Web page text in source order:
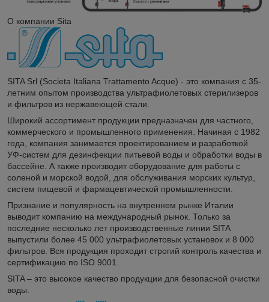
О компании Sita
SITA Srl (Societa Italiana Trattamento Acque) - это компания с 35-
летним опытом производства ультрафиолетовых стерилизеров
и фильтров из нержавеющей стали.
Широкий ассортимент продукции предназначен для частного,
коммерческого и промышленного применения. Начиная с 1982
года, компания занимается проектированием и разработкой
УФ-систем для дезинфекции питьевой воды и обработки воды в
бассейне. А также производит оборудование для работы с
соленой и морской водой, для обслуживания морских культур,
систем пищевой и фармацевтической промышленности.
Признание и популярность на внутреннем рынке Италии
выводит компанию на международный рынок. Только за
последние несколько лет производственные линии SITA
выпустили более 45 000 ультрафиолетовых установок и 8 000
фильтров. Вся продукция проходит строгий контроль качества и
сертификацию по ISO 9001.
SITA – это высокое качество продукции для безопасной очистки
воды.